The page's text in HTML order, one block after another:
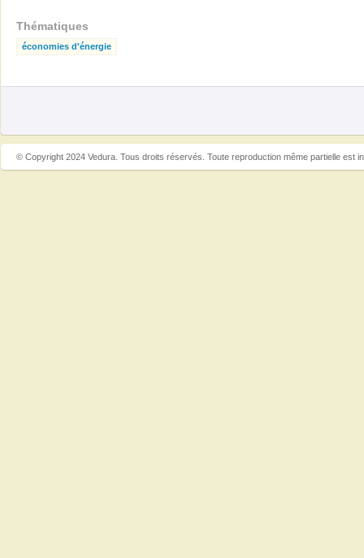
Thématiques
économies d'énergie
© Copyright 2024 Vedura. Tous droits réservés. Toute reproduction même partielle est